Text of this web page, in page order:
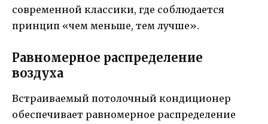
современной классики, где соблюдается
принцип «чем меньше, тем лучше».
Равномерное распределение
воздуха
Встраиваемый потолочный кондиционер
обеспечивает равномерное распределение